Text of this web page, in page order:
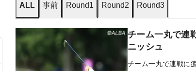
ALL 事前 Round1 Round2 Round3
チーム一丸で連
ニッシュ
チーム一丸で連戦に